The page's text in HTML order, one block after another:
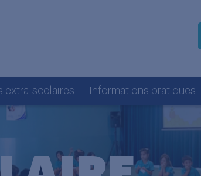
extra-scolaires Informations pratiques